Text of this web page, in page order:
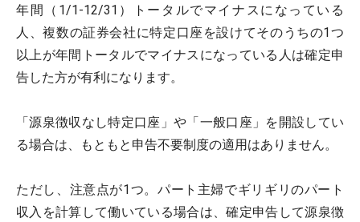
年間（1/1-12/31）トータルでマイナスになっている
人、複数の証券会社に特定口座を設けてそのうちの1つ
以上が年間トータルでマイナスになっている人は確定申
告した方が有利になります。
「源泉徴収なし特定口座」や「一般口座」を開設してい
る場合は、もともと申告不要制度の適用はありません。
ただし、注意点が1つ。パート主婦でギリギリのパート
収入を計算して働いている場合は、確定申告して源泉徴